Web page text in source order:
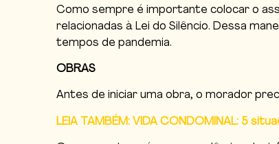
Como sempre é importante colocar o
relacionadas à Lei do Silêncio. Dessa
tempos de pandemia.
OBRAS
Antes de iniciar uma obra, o morador
LEIA TAMBÉM: VIDA CONDOMINAL: 5